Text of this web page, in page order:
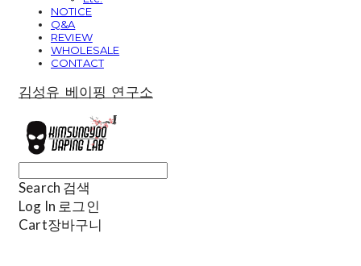
NOTICE
Q&A
REVIEW
WHOLESALE
CONTACT
김성유 베이핑 연구소
Search 검색
Log In 로그인
Cart장바구니